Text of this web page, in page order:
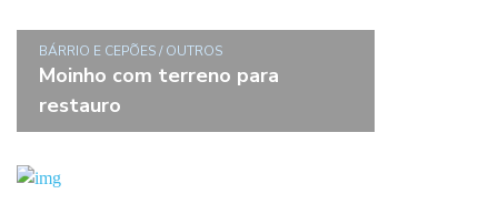
BÁRRIO E CEPÕES / OUTROS
Moinho com terreno para
restauro